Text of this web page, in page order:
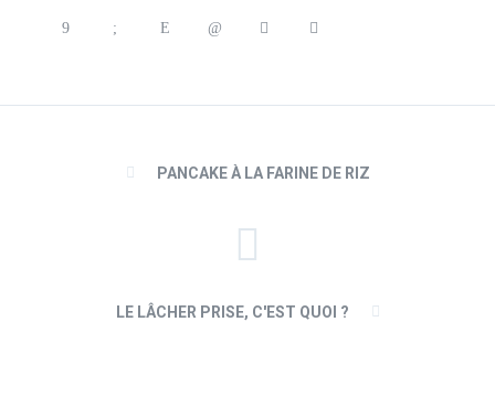
PANCAKE À LA FARINE DE RIZ
LE LÂCHER PRISE, C'EST QUOI ?